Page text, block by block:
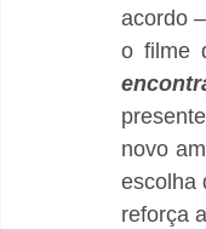
acordo
o filme
novo
escolha
reforça